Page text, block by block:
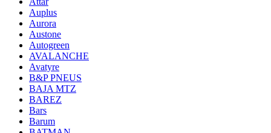
Auplus
Aurora
Austone
Autogreen
AVALANCHE
Avatyre
B&P PNEUS
BAJA MTZ
BAREZ
Bars
Barum